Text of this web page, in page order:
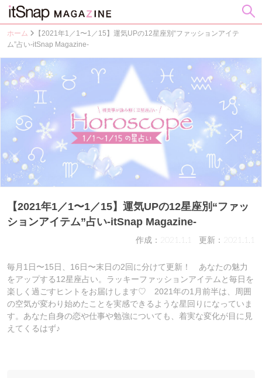
ホーム
【2021年1／1〜1／15】運気UPの12星座別“ファッションアイテ
ム”占い-itSnap Magazine-
【2021年1／1〜1／15】運気UPの12星座別“ファッ
ションアイテム”占い-itSnap Magazine-
作成：2021.1.1 更新：2021.1.1
毎月1日〜15日、16日〜末日の2回に分けて更新！ あなたの魅力
をアップする12星座占い。ラッキーファッションアイテムと毎日を
楽しく過ごすヒントをお届けします♡ 2021年の1月前半は、周囲
の空気が変わり始めたことを実感できるような星回りになっていま
す。あなた自身の恋や仕事や勉強についても、着実な変化が目に見
えてくるはず♪